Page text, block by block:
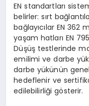
EN standartları
belirler: sırt
bağlayıcılar EN
yaşam hatları EN
Düşüş testlerinde
emilimi ve darbe
darbe yükünün
hedeflenir ve
edilebilirliği gösterir.